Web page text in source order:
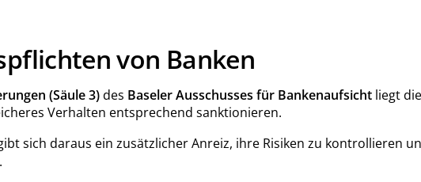
von Banken
(Säule 3)des Baseler Ausschusses für Bankenaufsichtliegt
Verhalten entsprechend sanktionieren.
sich daraus ein zusätzlicher Anreiz, ihre Risiken zu kontrollieren